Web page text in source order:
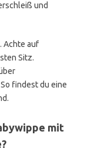
und
Achte auf
Sitz.
findest du eine
mit